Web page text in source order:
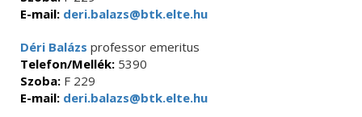
E-mail: deri.balazs@btk.elte.hu
Déri Balázs professor emeritus
Telefon/Mellék: 5390
Szoba: F 229
E-mail: deri.balazs@btk.elte.hu